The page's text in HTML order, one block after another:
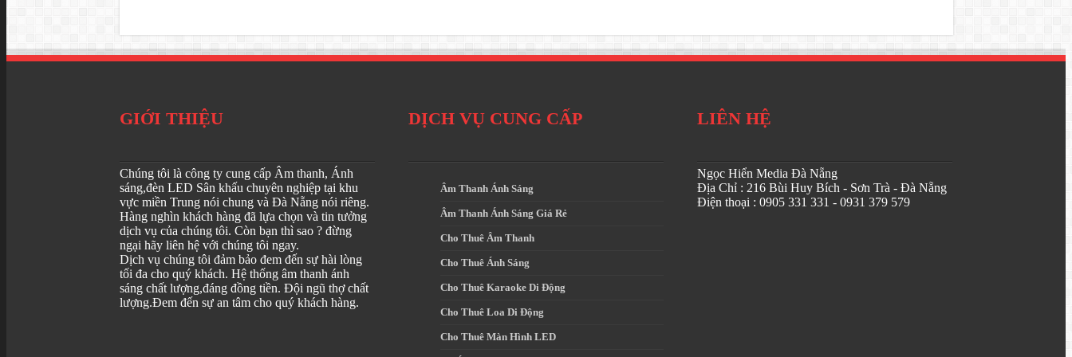
GIỚI THIỆU
Chúng tôi là công ty cung cấp Âm thanh, Ánh
sáng,đèn LED Sân khấu chuyên nghiệp tại khu
vực miền Trung nói chung và Đà Nẵng nói riêng.
Hàng nghìn khách hàng đã lựa chọn và tin tưởng
dịch vụ của chúng tôi. Còn bạn thì sao ? đừng
ngại hãy liên hệ với chúng tôi ngay.
Dịch vụ chúng tôi đảm bảo đem đến sự hài lòng
tối đa cho quý khách. Hệ thống âm thanh ánh
sáng chất lượng,đáng đồng tiền. Đội ngũ thợ chất
lượng.Đem đến sự an tâm cho quý khách hàng.
DỊCH VỤ CUNG CẤP
Âm Thanh Ánh Sáng
Âm Thanh Ánh Sáng Giá Rẻ
Cho Thuê Âm Thanh
Cho Thuê Ánh Sáng
Cho Thuê Karaoke Di Động
Cho Thuê Loa Di Động
Cho Thuê Màn Hình LED
LIÊN HỆ
Ngọc Hiển Media Đà Nẵng
Địa Chỉ : 216 Bùi Huy Bích - Sơn Trà - Đà Nẵng
Điện thoại : 0905 331 331 - 0931 379 579